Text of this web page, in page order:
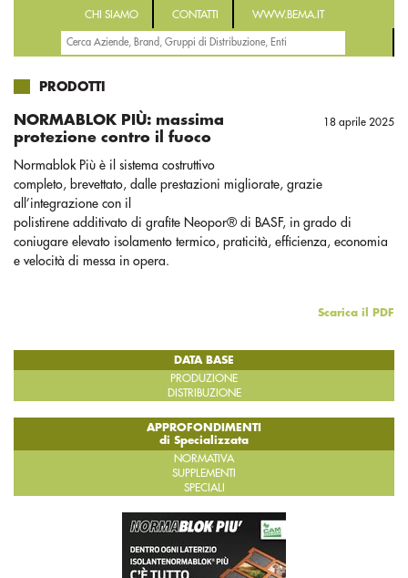
CHI SIAMO CONTATTI WWW.BEMA.IT
PRODOTTI
NORMABLOK PIÙ: massima
protezione contro il fuoco
18 aprile 2025
Normablok Più è il sistema costruttivo
completo, brevettato, dalle prestazioni migliorate, grazie
all’integrazione con il
polistirene additivato di grafite Neopor® di BASF, in grado di
coniugare elevato isolamento termico, praticità, efficienza, economia
e velocità di messa in opera.
Scarica il PDF
DATA BASE
PRODUZIONE
DISTRIBUZIONE
APPROFONDIMENTI
di Specializzata
NORMATIVA
SUPPLEMENTI
SPECIALI